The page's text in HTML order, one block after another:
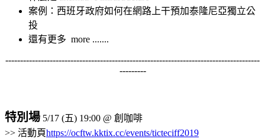
案例：西班牙政府如何在網路上干預加泰隆尼亞獨立公
投
還有更多 more .......
--------------------------------------------------------------------------------------
---------
特別場 5/17 (五) 19:00 @ 創咖啡
>> 活動頁https://ocftw.kktix.cc/events/ticteciff2019